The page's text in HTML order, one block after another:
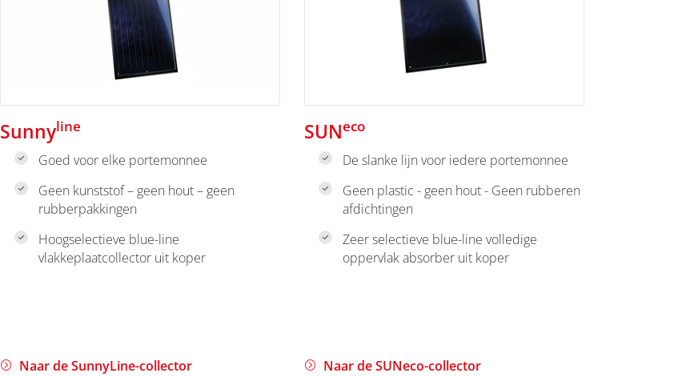
Sunnyline
Goed voor elke portemonnee
Geen kunststof – geen hout – geen
rubberpakkingen
Hoogselectieve blue-line
vlakkeplaatcollector uit koper
Naar de SunnyLine-collector
SUNeco
De slanke lijn voor iedere portemonnee
Geen plastic - geen hout - Geen rubberen
afdichtingen
Zeer selectieve blue-line volledige
oppervlak absorber uit koper
Naar de SUNeco-collector